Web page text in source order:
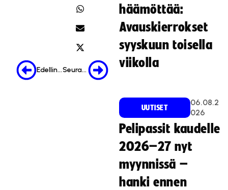
Edellinen Seuraava
häämöttää:
Avauskierrokset
syyskuun toisella
viikolla
UUTISET
06.08.2
026
Pelipassit kaudelle
2026–27 nyt
myynnissä –
hanki ennen